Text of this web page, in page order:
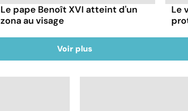
Le pape Benoît XVI atteint d'un
zona au visage
Le
Voir plus